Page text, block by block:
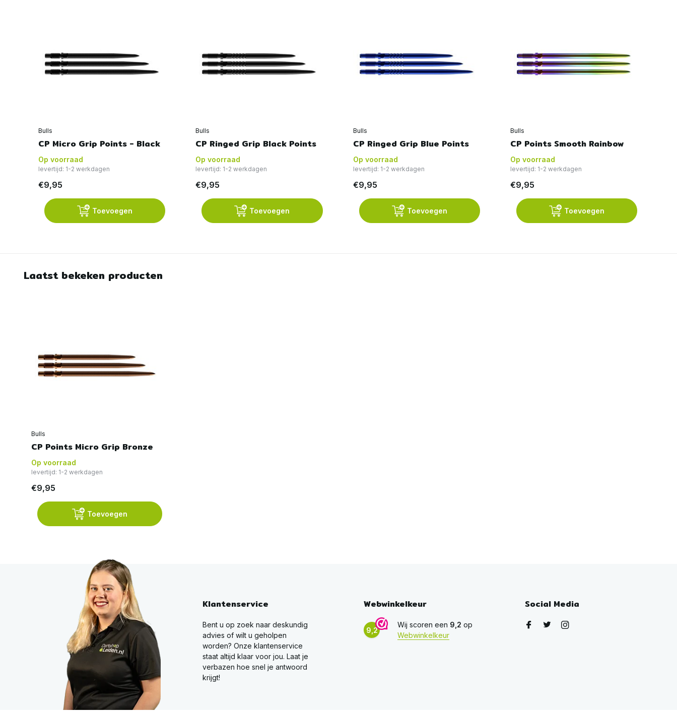
Bulls
CP Micro Grip Points - Black
Op voorraad
levertijd: 1-2 werkdagen
€9,95
Toevoegen
Bulls
CP Ringed Grip Black Points
Op voorraad
levertijd: 1-2 werkdagen
€9,95
Toevoegen
Bulls
CP Ringed Grip Blue Points
Op voorraad
levertijd: 1-2 werkdagen
€9,95
Toevoegen
Bulls
CP Points Smooth Rainbow
Op voorraad
levertijd: 1-2 werkdagen
€9,95
Toevoegen
Laatst bekeken producten
Bulls
CP Points Micro Grip Bronze
Op voorraad
levertijd: 1-2 werkdagen
€9,95
Toevoegen
Klantenservice
Bent u op zoek naar deskundig
advies of wilt u geholpen
worden? Onze klantenservice
staat altijd klaar voor jou. Laat je
verbazen hoe snel je antwoord
krijgt!
Webwinkelkeur
9,2
Wij scoren een 9,2 op
Webwinkelkeur
Social Media